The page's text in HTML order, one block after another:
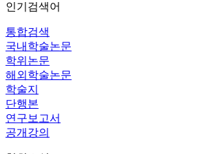
인기검색어
통합검색
국내학술논문
학위논문
해외학술논문
학술지
단행본
연구보고서
공개강의